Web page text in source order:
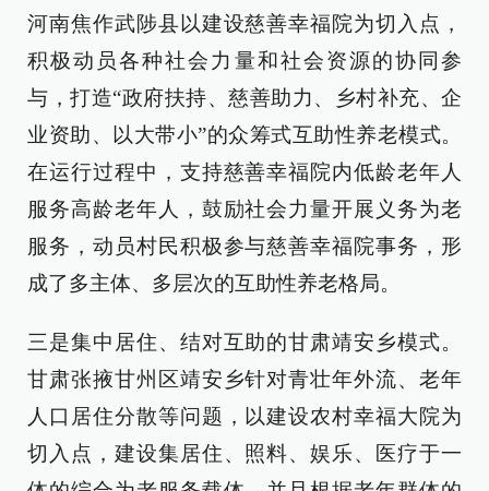
河南焦作武陟县以建设慈善幸福院为切入点，
积极动员各种社会力量和社会资源的协同参
与，打造“政府扶持、慈善助力、乡村补充、企
业资助、以大带小”的众筹式互助性养老模式。
在运行过程中，支持慈善幸福院内低龄老年人
服务高龄老年人，鼓励社会力量开展义务为老
服务，动员村民积极参与慈善幸福院事务，形
成了多主体、多层次的互助性养老格局。
三是集中居住、结对互助的甘肃靖安乡模式。
甘肃张掖甘州区靖安乡针对青壮年外流、老年
人口居住分散等问题，以建设农村幸福大院为
切入点，建设集居住、照料、娱乐、医疗于一